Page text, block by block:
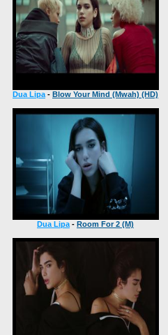
Dua Lipa - Blow Your Mind (Mwah) (HD)
Dua Lipa - Room For 2 (M)